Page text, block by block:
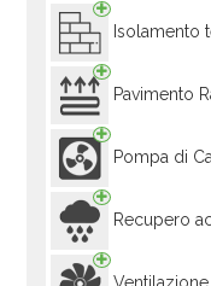
Isolamento
Pavimento
Pompa di
Recupero